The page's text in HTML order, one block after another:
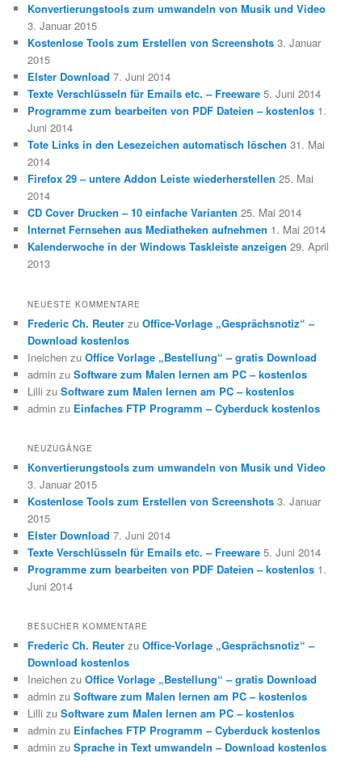
Konvertierungstools zum umwandeln von Musik und Video
3. Januar 2015
Kostenlose Tools zum Erstellen von Screenshots 3. Januar
2015
Elster Download 7. Juni 2014
Texte Verschlüsseln für Emails etc. – Freeware 5. Juni 2014
Programme zum bearbeiten von PDF Dateien – kostenlos 1.
Juni 2014
Tote Links in den Lesezeichen automatisch löschen 31. Mai
2014
Firefox 29 – untere Addon Leiste wiederherstellen 25. Mai
2014
CD Cover Drucken – 10 einfache Varianten 25. Mai 2014
Internet Fernsehen aus Mediatheken aufnehmen 1. Mai 2014
Kalenderwoche in der Windows Taskleiste anzeigen 29. April
2013
NEUESTE KOMMENTARE
Frederic Ch. Reuter zuOffice-Vorlage „Gesprächsnotiz“ –
Download kostenlos
Ineichen zuOffice Vorlage „Bestellung“ – gratis Download
admin zuSoftware zum Malen lernen am PC – kostenlos
Lilli zuSoftware zum Malen lernen am PC – kostenlos
admin zu Einfaches FTP Programm – Cyberduck kostenlos
NEUZUGÄNGE
Konvertierungstools zum umwandeln von Musik und Video
3. Januar 2015
Kostenlose Tools zum Erstellen von Screenshots 3. Januar
2015
Elster Download 7. Juni 2014
Texte Verschlüsseln für Emails etc. – Freeware 5. Juni 2014
Programme zum bearbeiten von PDF Dateien – kostenlos 1.
Juni 2014
BESUCHER KOMMENTARE
Frederic Ch. Reuter zuOffice-Vorlage „Gesprächsnotiz“ –
Download kostenlos
Ineichen zuOffice Vorlage „Bestellung“ – gratis Download
admin zuSoftware zum Malen lernen am PC – kostenlos
Lilli zuSoftware zum Malen lernen am PC – kostenlos
admin zu Einfaches FTP Programm – Cyberduck kostenlos
admin zuSprache in Text umwandeln – Download kostenlos